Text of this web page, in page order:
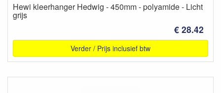
Hewi kleerhanger Hedwig - 450mm - polyamide - Licht
grijs
€ 28.42
Verder / Prijs inclusief btw